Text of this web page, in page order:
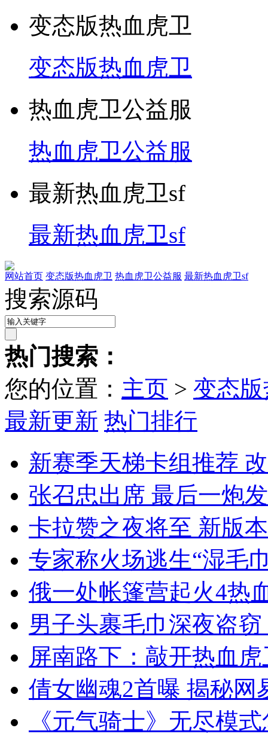
变态版热血虎卫
变态版热血虎卫
热血虎卫公益服
热血虎卫公益服
最新热血虎卫sf
最新热血虎卫sf
网站首页 变态版热血虎卫 热血虎卫公益服 最新热血虎卫sf
搜索源码
热门搜索：
您的位置： 主页 > 变态
最新更新 热门排行
新赛季天梯卡组推荐
张召忠出席 最后一炮
卡拉赞之夜将至 新版
专家称火场逃生“湿毛
俄一处帐篷营起火4热
男子头裹毛巾深夜盗
屏南路下：敲开热血
倩女幽魂2首曝 揭秘网
《元气骑士》无尽模